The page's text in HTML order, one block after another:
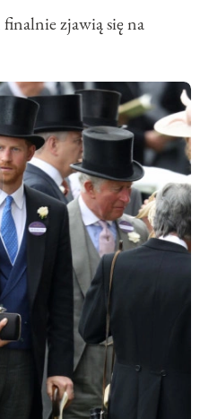
zjawią się na